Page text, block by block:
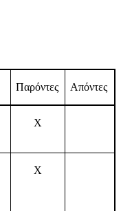
Παρόντες Απόντες
X
Χ